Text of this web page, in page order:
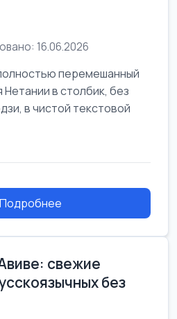
16.06.2026
перемешанный
Нетании в столбик, без
в чистой текстовой
мебельном производстве:
Подробнее
свежие
без